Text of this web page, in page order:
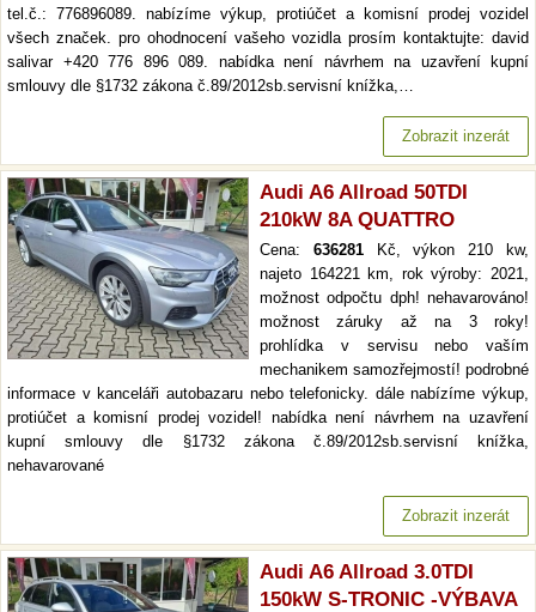
tel.č.: 776896089. nabízíme výkup, protiúčet a komisní prodej vozidel
všech značek. pro ohodnocení vašeho vozidla prosím kontaktujte: david
salivar +420 776 896 089. nabídka není návrhem na uzavření kupní
smlouvy dle §1732 zákona č.89/2012sb.servisní knížka,…
Zobrazit inzerát
Audi A6 Allroad 50TDI
210kW 8A QUATTRO
Cena: 636281Kč, výkon 210 kw,
najeto 164221 km, rok výroby: 2021,
možnost odpočtu dph! nehavarováno!
možnost záruky až na 3 roky!
prohlídka v servisu nebo vaším
mechanikem samozřejmostí! podrobné
informace v kanceláři autobazaru nebo telefonicky. dále nabízíme výkup,
protiúčet a komisní prodej vozidel! nabídka není návrhem na uzavření
kupní smlouvy dle §1732 zákona č.89/2012sb.servisní knížka,
nehavarované
Zobrazit inzerát
Audi A6 Allroad 3.0TDI
150kW S-TRONIC -VÝBAVA